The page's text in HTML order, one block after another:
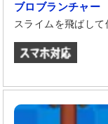
ブロブランチャー
スライムを飛ばして